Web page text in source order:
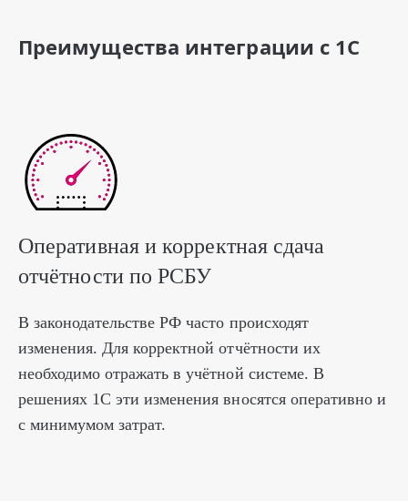
Преимущества интеграции с 1С
Оперативная и корректная сдача
отчётности по РСБУ
В законодательстве РФ часто происходят
изменения. Для корректной отчётности их
необходимо отражать в учётной системе. В
решениях 1С эти изменения вносятся оперативно и
с минимумом затрат.